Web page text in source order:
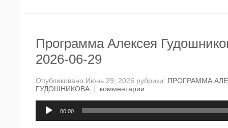
Программа Алексея
2026-06-29
Опубликовано Июнь 29, 2026 рубрики: ПРОГРАММА
ГУДОШНИКОВА | комментарии
00:00